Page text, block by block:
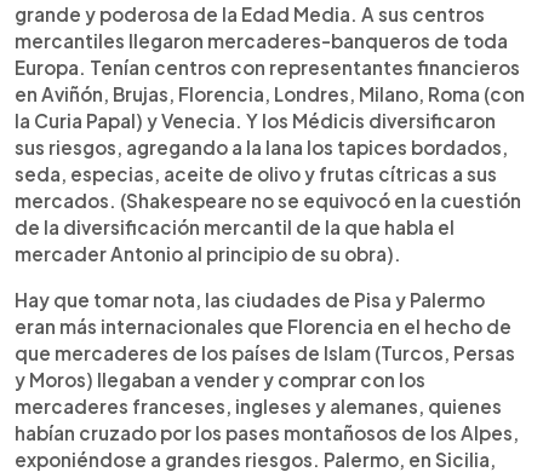
grande y poderosa de la Edad Media. A sus centros
mercantiles llegaron mercaderes-banqueros de toda
Europa. Tenían centros con representantes financieros
en Aviñón, Brujas, Florencia, Londres, Milano, Roma (con
la Curia Papal) y Venecia. Y los Médicis diversificaron
sus riesgos, agregando a la lana los tapices bordados,
seda, especias, aceite de olivo y frutas cítricas a sus
mercados. (Shakespeare no se equivocó en la cuestión
de la diversificación mercantil de la que habla el
mercader Antonio al principio de su obra).
Hay que tomar nota, las ciudades de Pisa y Palermo
eran más internacionales que Florencia en el hecho de
que mercaderes de los países de Islam (Turcos, Persas
y Moros) llegaban a vender y comprar con los
mercaderes franceses, ingleses y alemanes, quienes
habían cruzado por los pases montañosos de los Alpes,
exponiéndose a grandes riesgos. Palermo, en Sicilia,